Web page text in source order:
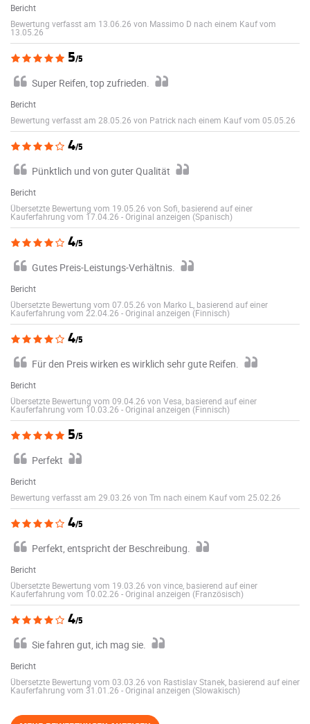
Bericht
Bewertung verfasst am 13.06.26 von Massimo D nach einem Kauf vom
13.05.26
5/5
Super Reifen, top zufrieden.
Bericht
Bewertung verfasst am 28.05.26 von Patrick nach einem Kauf vom 05.05.26
4/5
Pünktlich und von guter Qualität
Bericht
Übersetzte Bewertung vom 19.05.26 von Sofi, basierend auf einer
Kauferfahrung vom 17.04.26 -Original anzeigen (Spanisch)
4/5
Gutes Preis-Leistungs-Verhältnis.
Bericht
Übersetzte Bewertung vom 07.05.26 von Marko L, basierend auf einer
Kauferfahrung vom 22.04.26 -Original anzeigen (Finnisch)
4/5
Für den Preis wirken es wirklich sehr gute Reifen.
Bericht
Übersetzte Bewertung vom 09.04.26 von Vesa, basierend auf einer
Kauferfahrung vom 10.03.26 -Original anzeigen (Finnisch)
5/5
Perfekt
Bericht
Bewertung verfasst am 29.03.26 von Tm nach einem Kauf vom 25.02.26
4/5
Perfekt, entspricht der Beschreibung.
Bericht
Übersetzte Bewertung vom 19.03.26 von vince, basierend auf einer
Kauferfahrung vom 10.02.26 -Original anzeigen (Französisch)
4/5
Sie fahren gut, ich mag sie.
Bericht
Übersetzte Bewertung vom 03.03.26 von Rastislav Stanek, basierend auf einer
Kauferfahrung vom 31.01.26 -Original anzeigen (Slowakisch)